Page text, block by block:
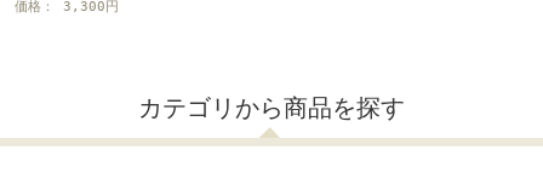
価格： 3,300円
カテゴリから商品を探す